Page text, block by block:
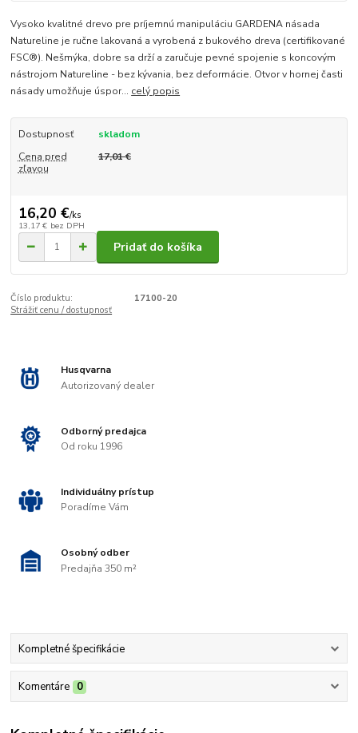
Vysoko kvalitné drevo pre príjemnú manipuláciu GARDENA násada
Natureline je ručne lakovaná a vyrobená z bukového dreva (certifikované
FSC®). Nešmýka, dobre sa drží a zaručuje pevné spojenie s koncovým
nástrojom Natureline - bez kývania, bez deformácie. Otvor v hornej časti
násady umožňuje úspor... celý popis
Dostupnosť
skladom
Cena pred
zľavou
17,01 €
16,20 €/ks
13,17 € bez DPH
Pridať do košíka
Číslo produktu:
17100-20
Strážiť cenu / dostupnosť
Husqvarna
Autorizovaný dealer
Odborný predajca
Od roku 1996
Individuálny prístup
Poradíme Vám
Osobný odber
Predajňa 350 m²
Kompletné špecifikácie
Komentáre 0